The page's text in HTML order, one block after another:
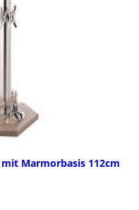
Marmorbasis 112cm